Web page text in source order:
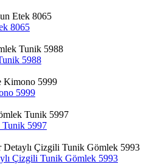
8065
5988
5999
Tunik 5997
Çizgili Tunik Gömlek 5993